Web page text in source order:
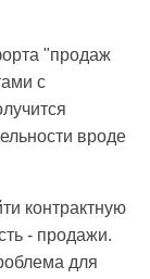
"продаж
с
вроде
контрактную
- продажи.
для